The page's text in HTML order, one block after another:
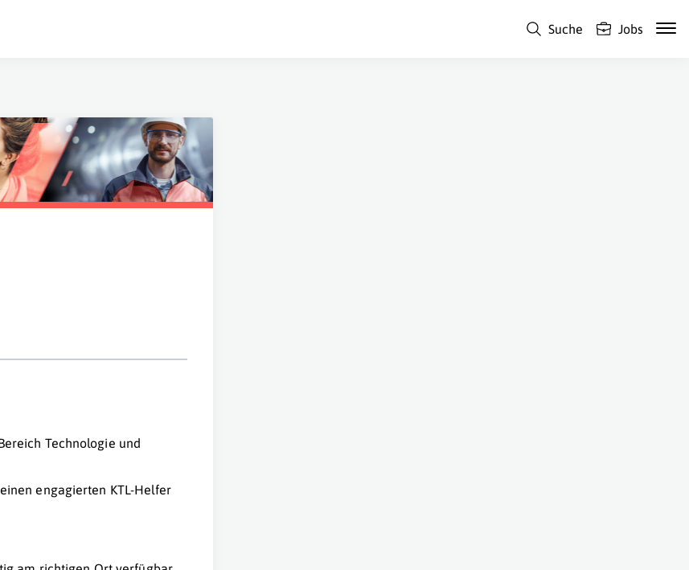
Suche Jobs
Technologie und
engagierten KTL-Helfer